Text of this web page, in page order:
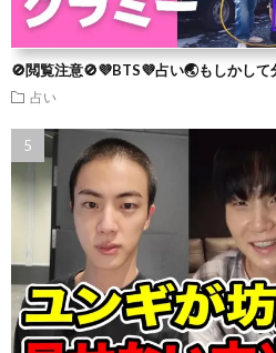
🚫閲覧注意🚫💜BTS💜占い🌏もしかして
占い